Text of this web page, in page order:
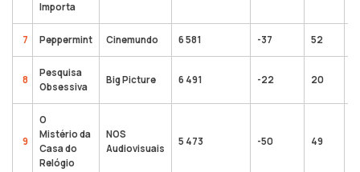
Importa
7 Peppermint Cinemundo 6 581 -37 52
8
Pesquisa
Obsessiva
Big Picture 6 491 -22 20
9
O
Mistério da
Casa do
Relógio
NOS
Audiovisuais
5 473 -50 49